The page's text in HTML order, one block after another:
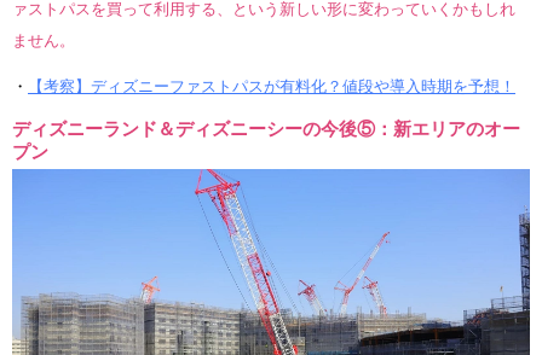
ァストパスを買って利用する、という新しい形に変わっていくかもしれ
ません。
・ 【考察】ディズニーファストパスが有料化？値段や導入時期を予想！
ディズニーランド＆ディズニーシーの今後⑤：新エリアのオー
プン